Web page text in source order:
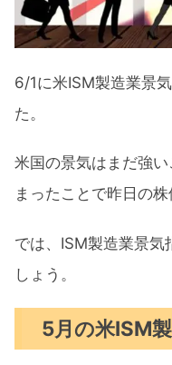
6/1に米ISM製造業景
た。
米国の景気はまだ強
まったことで昨日の株
では、ISM製造業景気
しょう。
5月の米ISM